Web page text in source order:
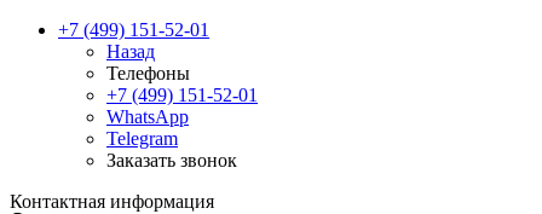
+7 (499) 151-52-01
Назад
Телефоны
+7 (499) 151-52-01
WhatsApp
Telegram
Заказать звонок
Контактная информация